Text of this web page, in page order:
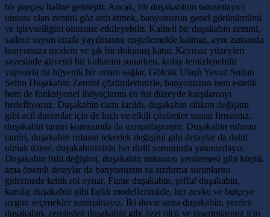
bir parçası haline gelmiştir. Ancak, bir duşakabinin tamamlayıcı
unsuru olan zemini göz ardı etmek, banyonuzun genel görünümünü
ve işlevselliğini olumsuz etkileyebilir. Kaliteli bir duşakabin zemini,
sadece suyun etrafa yayılmasını engellemekle kalmaz, aynı zamanda
banyonuza modern ve şık bir dokunuş katar. Kaymaz yüzeyleri
sayesinde güvenli bir kullanım sunarken, kolay temizlenebilir
yapısıyla da hijyenik bir ortam sağlar. Gölcük Ulaşlı Yavuz Sultan
Selim Duşakabin Zemini çözümlerimizle, banyonuzun hem estetik
hem de fonksiyonel ihtiyaçlarını en üst düzeyde karşılamayı
hedefliyoruz. Duşakabin camı kırıldı, duşakabin silikon değişimi
gibi acil durumlar için de hızlı ve etkili çözümler sunan firmamız,
duşakabin tamiri konusunda da uzmanlaşmıştır. Duşakabin rulman
tamiri, duşakabin rulman tekerlek değişimi gibi detaylar da dahil
olmak üzere, duşakabininizin her türlü sorununda yanınızdayız.
Duşakabin fitili değişimi, duşakabin mıknatısı yenilemesi gibi küçük
ama önemli detaylar da banyonuzun su sızdırma sorunlarını
gidermede kritik rol oynar. Füme duşakabin, şeffaf duşakabin,
karolaj duşakabin gibi farklı modellerimizle, her zevke ve bütçeye
uygun seçenekler sunmaktayız. İki duvar arası duşakabin, yerden
duşakabin, zeminden duşakabin gibi özel ölçü ve tasarımlarınız için